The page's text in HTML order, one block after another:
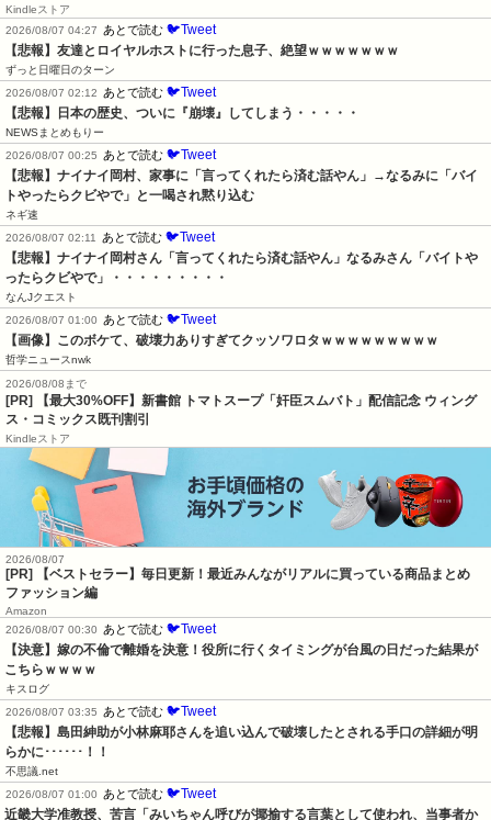
Kindleストア
2026/08/07 04:27
あとで読む 🐦Tweet
【悲報】友達とロイヤルホストに行った息子、絶望ｗｗｗｗｗｗｗ
ずっと日曜日のターン
2026/08/07 02:12
あとで読む 🐦Tweet
【悲報】日本の歴史、ついに『崩壊』してしまう・・・・・
NEWSまとめもりー
2026/08/07 00:25
あとで読む 🐦Tweet
【悲報】ナイナイ岡村、家事に「言ってくれたら済む話やん」→なるみに「バイ
トやったらクビやで」と一喝され黙り込む
ネギ速
2026/08/07 02:11
あとで読む 🐦Tweet
【悲報】ナイナイ岡村さん「言ってくれたら済む話やん」なるみさん「バイトや
ったらクビやで」・・・・・・・・・
なんJクエスト
2026/08/07 01:00
あとで読む 🐦Tweet
【画像】このボケて、破壊力ありすぎてクッソワロタｗｗｗｗｗｗｗｗｗ
哲学ニュースnwk
2026/08/08まで
[PR] 【最大30%OFF】新書館 トマトスープ「奸臣スムバト」配信記念 ウィング
ス・コミックス既刊割引
Kindleストア
2026/08/07
[PR] 【ベストセラー】毎日更新！最近みんながリアルに買っている商品まとめ
ファッション編
Amazon
2026/08/07 00:30
あとで読む 🐦Tweet
【決意】嫁の不倫で離婚を決意！役所に行くタイミングが台風の日だった結果が
こちらｗｗｗｗ
キスログ
2026/08/07 03:35
あとで読む 🐦Tweet
【悲報】島田紳助が小林麻耶さんを追い込んで破壊したとされる手口の詳細が明
らかに･･････！！
不思議.net
2026/08/07 01:00
あとで読む 🐦Tweet
近畿大学准教授、苦言「みいちゃん呼びが揶揄する言葉として使われ、当事者か